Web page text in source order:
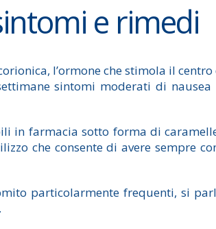
e rimedi
l’ormone che stimola il centro
sintomi moderati di
in farmacia sotto forma di
che consente di avere sempre
particolarmente frequenti, si